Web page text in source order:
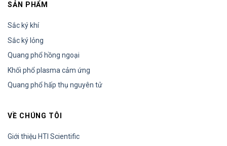
SẢN PHẨM
Sắc ký khí
Sắc ký lỏng
Quang phổ hồng ngoại
Khối phổ plasma cảm ứng
Quang phổ hấp thụ nguyên tử
VỀ CHÚNG TÔI
Giới thiệu HTI Scientific